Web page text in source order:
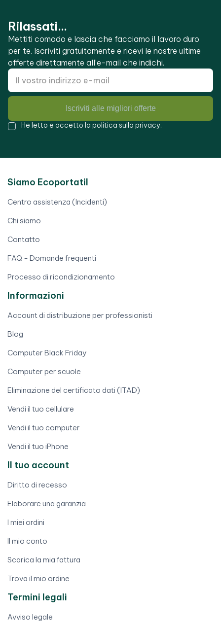
Rilassati...
Mettiti comodo e lascia che facciamo il lavoro duro
per te. Iscriviti gratuitamente e ricevi le nostre ultime
offerte direttamente all’e-mail che indichi.
Iscriviti alle migliori offerte
He letto e accetto la politica sulla privacy.
Siamo Ecoportatil
Centro assistenza (Incidenti)
Chi siamo
Contatto
FAQ - Domande frequenti
Processo di ricondizionamento
Informazioni
Account di distribuzione per professionisti
Blog
Computer Black Friday
Computer per scuole
Eliminazione del certificato dati (ITAD)
Vendi il tuo cellulare
Vendi il tuo computer
Vendi il tuo iPhone
Il tuo account
Diritto di recesso
Elaborare una garanzia
I miei ordini
Il mio conto
Scarica la mia fattura
Trova il mio ordine
Termini legali
Avviso legale